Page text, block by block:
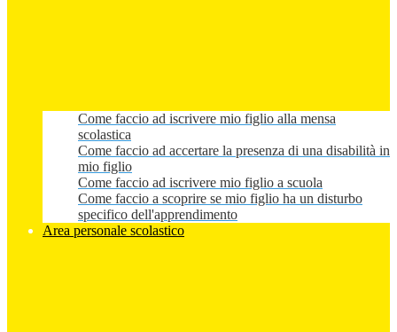
Come faccio ad iscrivere mio figlio alla mensa
scolastica
Come faccio ad accertare la presenza di una disabilità in
mio figlio
Come faccio ad iscrivere mio figlio a scuola
Come faccio a scoprire se mio figlio ha un disturbo
specifico dell'apprendimento
Area personale scolastico